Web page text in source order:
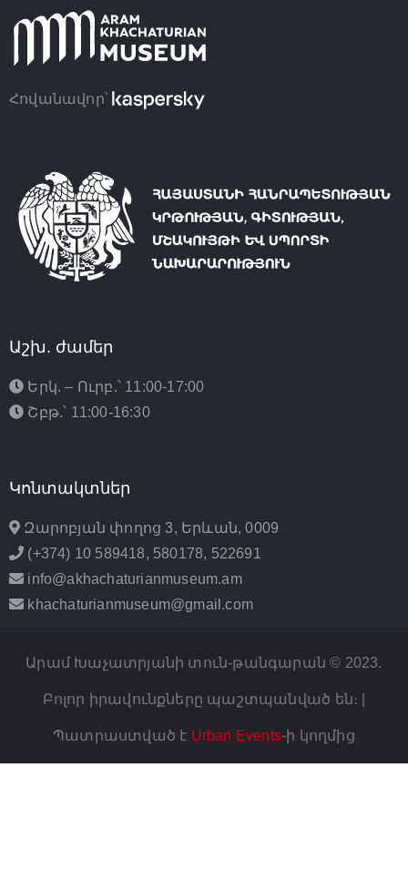
Հովանավոր՝
Աշխ. ժամեր
Երկ. – Ուրբ.՝ 11:00-17:00
Շբթ.՝ 11:00-16:30
Կոնտակտներ
Զարոբյան փողոց 3, Երևան, 0009
(+374) 10 589418, 580178, 522691
info@akhachaturianmuseum.am
khachaturianmuseum@gmail.com
Արամ Խաչատրյանի տուն-թանգարան © 2023.
Բոլոր իրավունքները պաշտպանված են։ |
Պատրաստված է Urban Events-ի կողմից